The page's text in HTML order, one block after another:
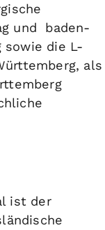
und baden-
sowie die L-
als
ist der